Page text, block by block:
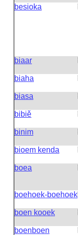
besioka
biaar
biaha
biasa
bibiě
binim
bioem kenda
boea
boehoek-boehoek
boen kooek
boenboen